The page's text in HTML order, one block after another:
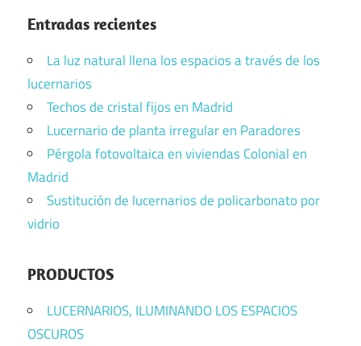
Entradas recientes
La luz natural llena los espacios a través de los
lucernarios
Techos de cristal fijos en Madrid
Lucernario de planta irregular en Paradores
Pérgola fotovoltaica en viviendas Colonial en
Madrid
Sustitución de lucernarios de policarbonato por
vidrio
PRODUCTOS
LUCERNARIOS, ILUMINANDO LOS ESPACIOS
OSCUROS